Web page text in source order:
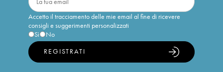
Accetto il tracciamento delle mie email al fine di ricevere
consigli e suggerimenti personalizzati
Sì
No
REGISTRATI